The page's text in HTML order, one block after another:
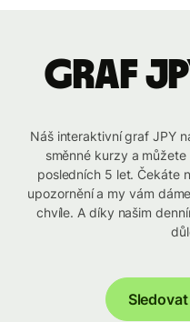
graf
Náš interaktivní graf JPY
směnné kurzy a
posledních 5 let. Čekáte
upozornění a my vám
chvíle. A díky našim